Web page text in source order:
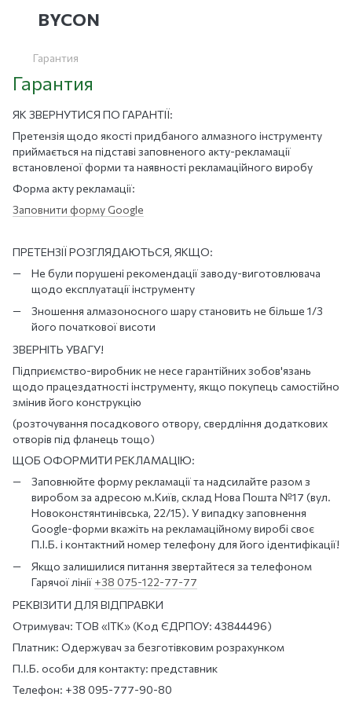
BYCON
Гарантия
Гарантия
ЯК ЗВЕРНУТИСЯ ПО ГАРАНТІЇ:
Претензія щодо якості придбаного алмазного інструменту
приймається на підставі заповненого акту-рекламації
встановленої форми та наявності рекламаційного виробу
Форма акту рекламації:
Заповнити форму Google
ПРЕТЕНЗІЇ РОЗГЛЯДАЮТЬСЯ, ЯКЩО:
Не були порушені рекомендації заводу-виготовлювача
щодо експлуатації інструменту
Зношення алмазоносного шару становить не більше 1/3
його початкової висоти
ЗВЕРНІТЬ УВАГУ!
Підприємство-виробник не несе гарантійних зобов'язань
щодо працездатності інструменту, якщо покупець самостійно
змінив його конструкцію
(розточування посадкового отвору, свердління додаткових
отворів під фланець тощо)
ЩОБ ОФОРМИТИ РЕКЛАМАЦІЮ:
Заповнюйте форму рекламації та надсилайте разом з
виробом за адресою м.Київ, склад Нова Пошта №17 (вул.
Новоконстянтинівська, 22/15). У випадку заповнення
Google-форми вкажіть на рекламаційному виробі своє
П.І.Б. і контактний номер телефону для його ідентифікації!
Якщо залишилися питання звертайтеся за телефоном
Гарячої лінії +38 075-122-77-77
РЕКВІЗИТИ ДЛЯ ВІДПРАВКИ
Отримувач: ТОВ «ІТК» (Код ЄДРПОУ: 43844496)
Платник: Одержувач за безготівковим розрахунком
П.І.Б. особи для контакту: представник
Телефон: +38 095-777-90-80